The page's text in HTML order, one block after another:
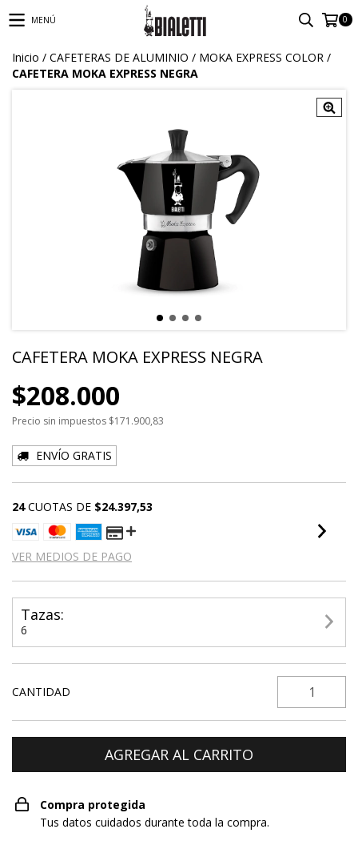
MENÚ 0
Inicio / CAFETERAS DE ALUMINIO / MOKA EXPRESS COLOR /
CAFETERA MOKA EXPRESS NEGRA
CAFETERA MOKA EXPRESS NEGRA
$208.000
Precio sin impuestos $171.900,83
ENVÍO GRATIS
24 CUOTAS DE $24.397,53
VER MEDIOS DE PAGO
Tazas:
6
CANTIDAD
Compra protegida
Tus datos cuidados durante toda la compra.